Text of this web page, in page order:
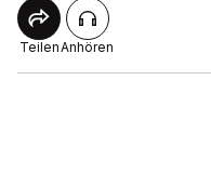
TeilenAnhören